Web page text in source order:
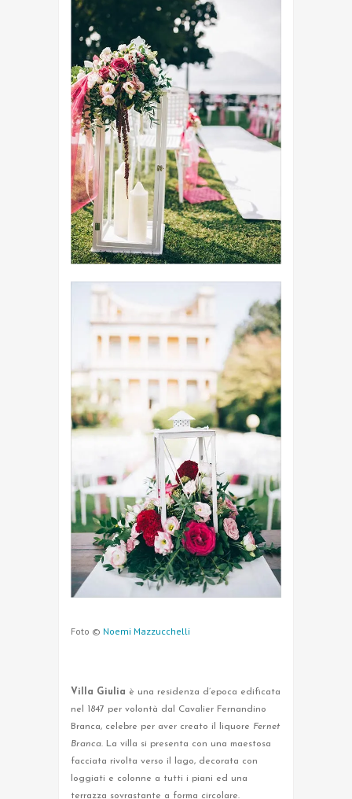
Foto © Noemi Mazzucchelli
Villa Giulia è una residenza d’epoca edificata
nel 1847 per volontà dal Cavalier Fernandino
Branca, celebre per aver creato il liquore Fernet
Branca. La villa si presenta con una maestosa
facciata rivolta verso il lago, decorata con
loggiati e colonne a tutti i piani ed una
terrazza sovrastante a forma circolare.